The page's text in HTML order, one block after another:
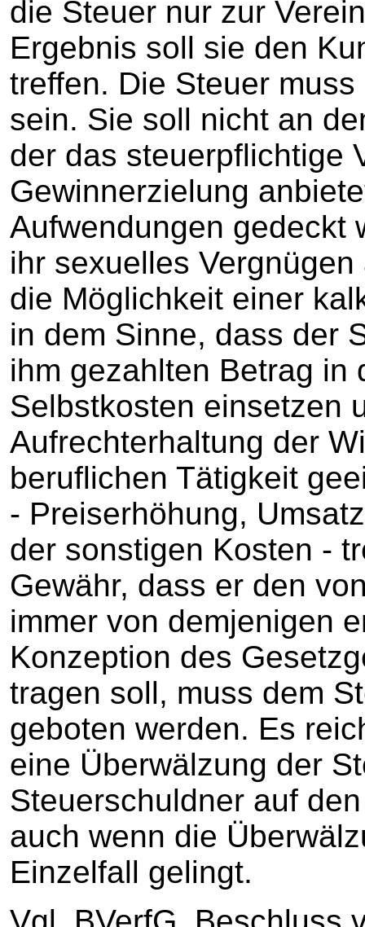
die Steuer nur zur
Ergebnis soll sie den
treffen. Die Steuer
sein. Sie soll nicht an
der das steuerpflichtige
Gewinnerzielung
Aufwendungen gedeckt
ihr sexuelles
die Möglichkeit einer
in dem Sinne, dass der
ihm gezahlten Betrag in
Selbstkosten einsetzen
Aufrechterhaltung der
beruflichen Tätigkeit
‑ Preiserhöhung,
der sonstigen Kosten ‑
Gewähr, dass er den
immer von demjenigen
Konzeption des
tragen soll, muss dem
geboten werden. Es
eine Überwälzung der
Steuerschuldner auf
auch wenn die
Einzelfall gelingt.